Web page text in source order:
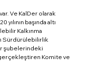
Ve KalDer olarak
başında altı
Kalkınma
Sürdürülebilirlik
şubelerindeki
gerçekleştiren Komite ve